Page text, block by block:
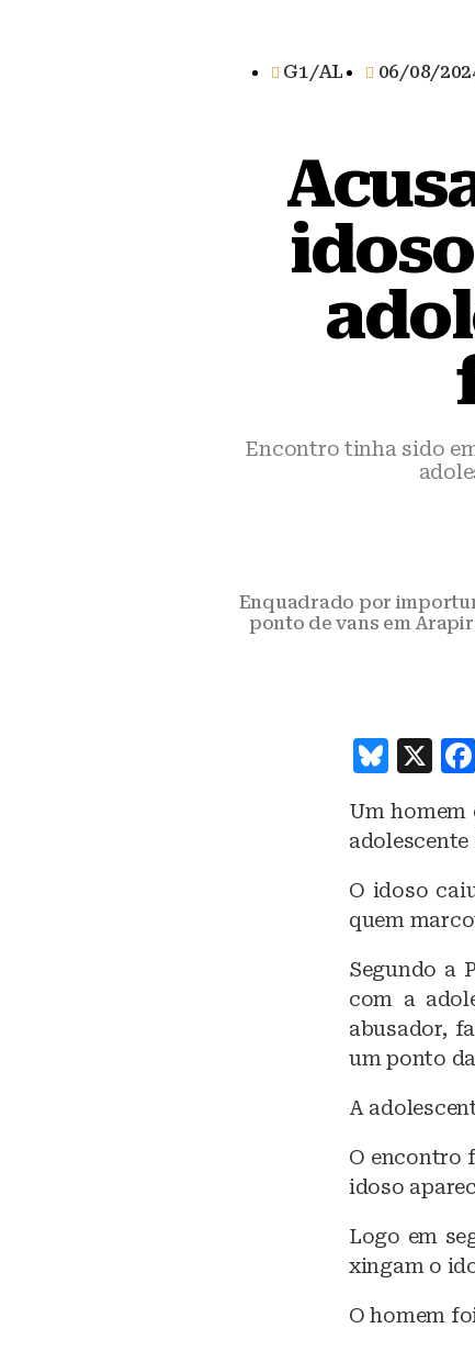
G1/AL 06/08/
Encontro tinha sido
Enquadrado por
ponto de vans em
B
e
s
k
y
X
Um homem
adolescente
O idoso
quem
Segundo a
com a
abusador,
um ponto
A
O encontro
idoso
Logo em
xingam o
O homem